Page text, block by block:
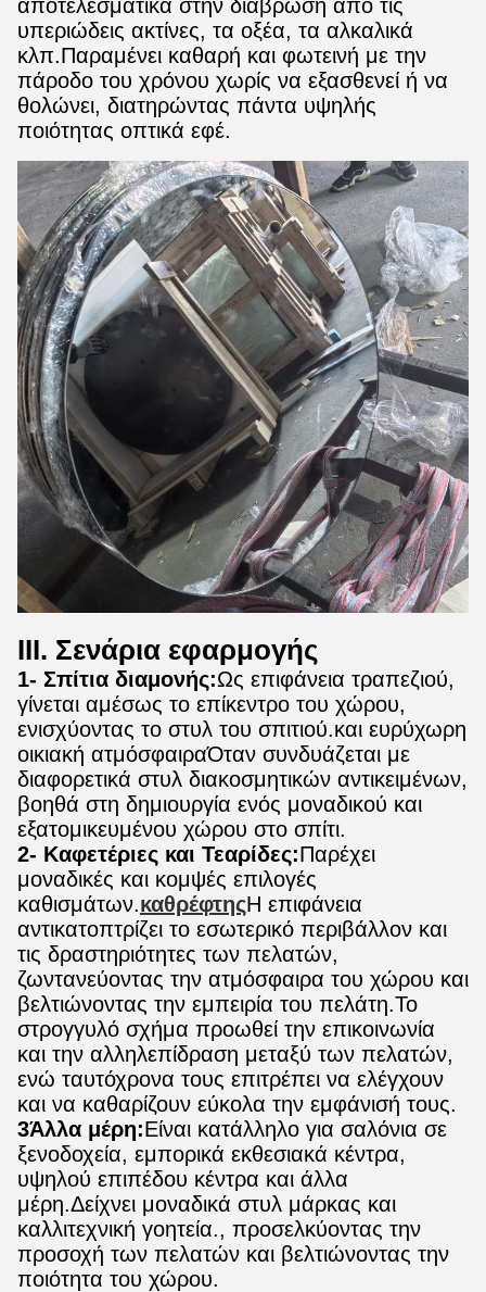
αποτελεσματικά στην διάβρωση από τις
υπεριώδεις ακτίνες, τα οξέα, τα αλκαλικά
κλπ.Παραμένει καθαρή και φωτεινή με την
πάροδο του χρόνου χωρίς να εξασθενεί ή να
θολώνει, διατηρώντας πάντα υψηλής
ποιότητας οπτικά εφέ.
ΙΙΙ. Σενάρια εφαρμογής
1- Σπίτια διαμονής:Ως επιφάνεια τραπεζιού,
γίνεται αμέσως το επίκεντρο του χώρου,
ενισχύοντας το στυλ του σπιτιού.και ευρύχωρη
οικιακή ατμόσφαιραΌταν συνδυάζεται με
διαφορετικά στυλ διακοσμητικών αντικειμένων,
βοηθά στη δημιουργία ενός μοναδικού και
εξατομικευμένου χώρου στο σπίτι.
2- Καφετέριες και Τεαρίδες:Παρέχει
μοναδικές και κομψές επιλογές
καθισμάτων.καθρέφτηςΗ επιφάνεια
αντικατοπτρίζει το εσωτερικό περιβάλλον και
τις δραστηριότητες των πελατών,
ζωντανεύοντας την ατμόσφαιρα του χώρου και
βελτιώνοντας την εμπειρία του πελάτη.Το
στρογγυλό σχήμα προωθεί την επικοινωνία
και την αλληλεπίδραση μεταξύ των πελατών,
ενώ ταυτόχρονα τους επιτρέπει να ελέγχουν
και να καθαρίζουν εύκολα την εμφάνισή τους.
3Άλλα μέρη:Είναι κατάλληλο για σαλόνια σε
ξενοδοχεία, εμπορικά εκθεσιακά κέντρα,
υψηλού επιπέδου κέντρα και άλλα
μέρη.Δείχνει μοναδικά στυλ μάρκας και
καλλιτεχνική γοητεία., προσελκύοντας την
προσοχή των πελατών και βελτιώνοντας την
ποιότητα του χώρου.